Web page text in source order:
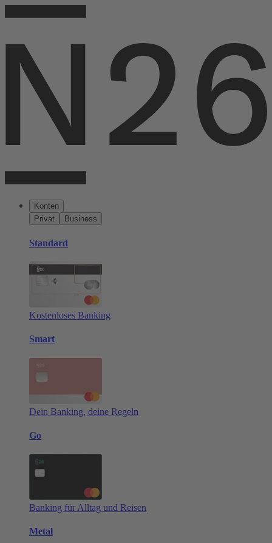
Konten
Privat
Business
Standard
Kostenloses Banking
Smart
Dein Banking, deine Regeln
Go
Banking für Alltag und Reisen
Metal